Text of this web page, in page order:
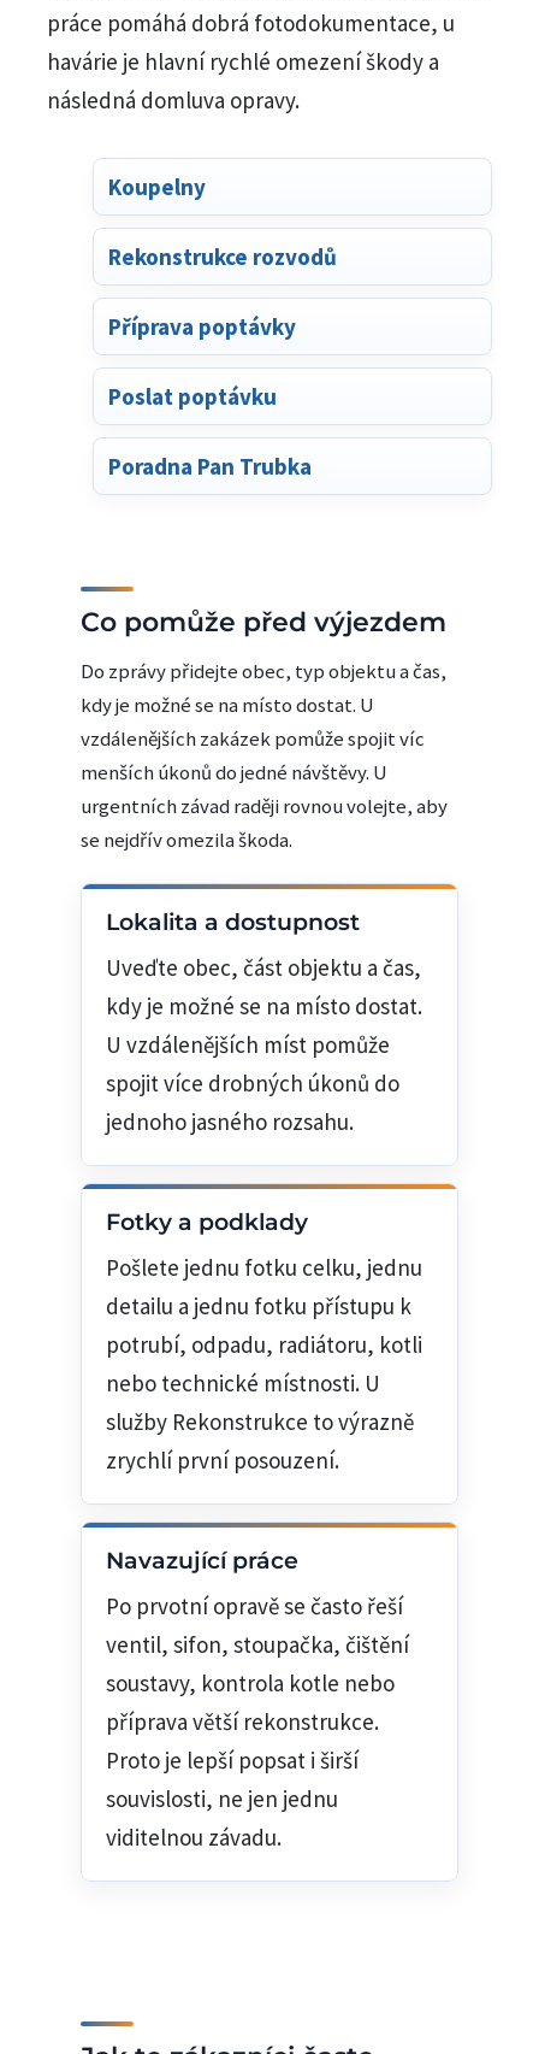
práce pomáhá dobrá fotodokumentace, u
havárie je hlavní rychlé omezení škody a
následná domluva opravy.
Koupelny
Rekonstrukce rozvodů
Příprava poptávky
Poslat poptávku
Poradna Pan Trubka
Co pomůže před výjezdem
Do zprávy přidejte obec, typ objektu a čas,
kdy je možné se na místo dostat. U
vzdálenějších zakázek pomůže spojit víc
menších úkonů do jedné návštěvy. U
urgentních závad raději rovnou volejte, aby
se nejdřív omezila škoda.
Lokalita a dostupnost
Uveďte obec, část objektu a čas,
kdy je možné se na místo dostat.
U vzdálenějších míst pomůže
spojit více drobných úkonů do
jednoho jasného rozsahu.
Fotky a podklady
Pošlete jednu fotku celku, jednu
detailu a jednu fotku přístupu k
potrubí, odpadu, radiátoru, kotli
nebo technické místnosti. U
služby Rekonstrukce to výrazně
zrychlí první posouzení.
Navazující práce
Po prvotní opravě se často řeší
ventil, sifon, stoupačka, čištění
soustavy, kontrola kotle nebo
příprava větší rekonstrukce.
Proto je lepší popsat i širší
souvislosti, ne jen jednu
viditelnou závadu.